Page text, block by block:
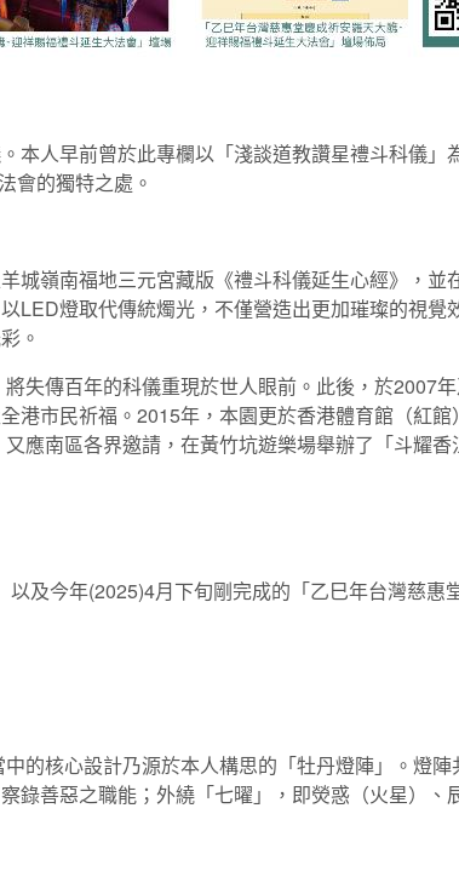
本人早前曾於此專欄以「淺談道教讚星禮斗科儀
會的獨特之處。
嶺南福地三元宮藏版《禮斗科儀延生心經》，並
LED燈取代傳統燭光，不僅營造出更加璀璨的視覺
。
失傳百年的科儀重現於世人眼前。此後，於2007
港市民祈福。2015年，本園更於香港體育館（紅
應南區各界邀請，在黃竹坑遊樂場舉辦了「斗耀香
以及今年(2025)4月下旬剛完成的「乙巳年台灣慈
的核心設計乃源於本人構思的「牡丹燈陣」。燈
錄善惡之職能；外繞「七曜」，即熒惑（火星）